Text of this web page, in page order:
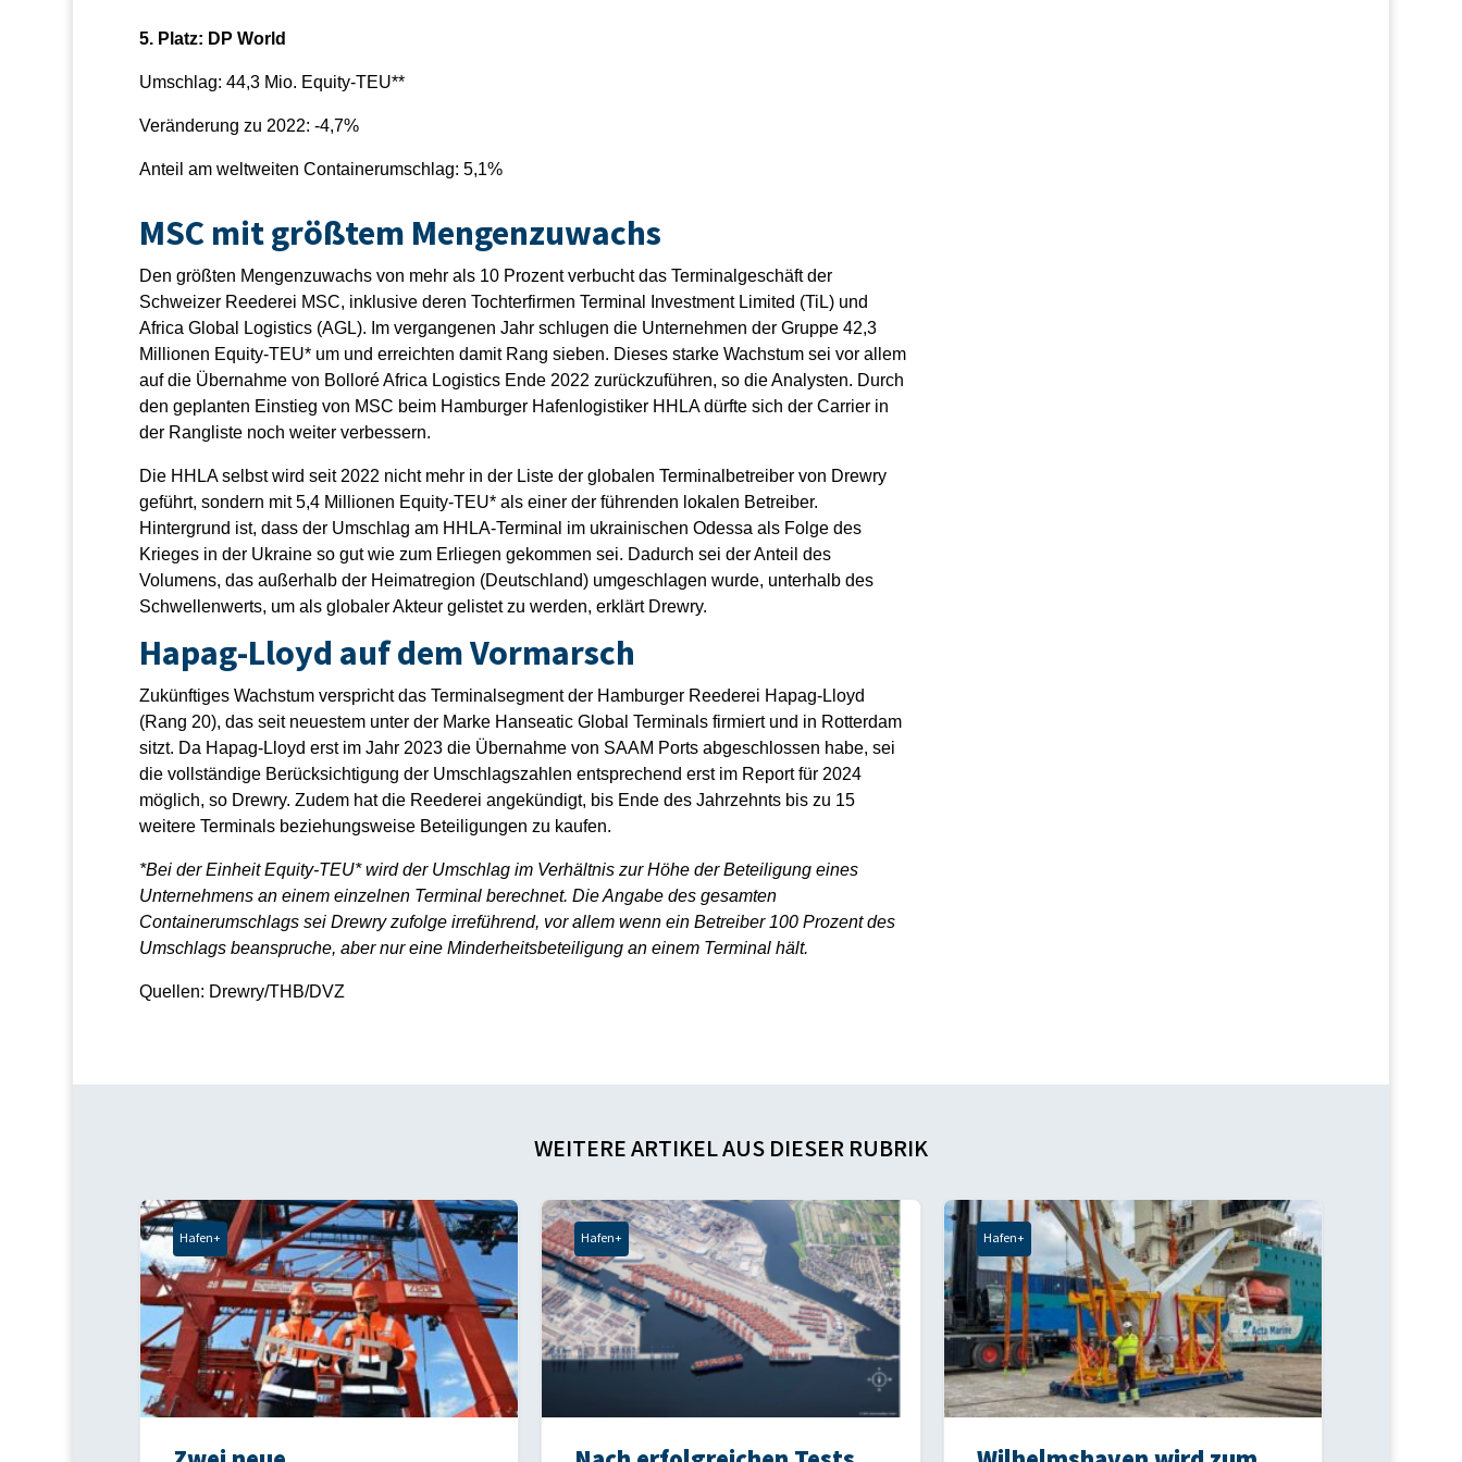
5. Platz: DP World
Umschlag: 44,3 Mio. Equity-TEU**
Veränderung zu 2022: -4,7%
Anteil am weltweiten Containerumschlag: 5,1%
MSC mit größtem Mengenzuwachs
Den größten Mengenzuwachs von mehr als 10 Prozent verbucht das Terminalgeschäft der
Schweizer Reederei MSC, inklusive deren Tochterfirmen Terminal Investment Limited (TiL) und
Africa Global Logistics (AGL). Im vergangenen Jahr schlugen die Unternehmen der Gruppe 42,3
Millionen Equity-TEU* um und erreichten damit Rang sieben. Dieses starke Wachstum sei vor allem
auf die Übernahme von Bolloré Africa Logistics Ende 2022 zurückzuführen, so die Analysten. Durch
den geplanten Einstieg von MSC beim Hamburger Hafenlogistiker HHLA dürfte sich der Carrier in
der Rangliste noch weiter verbessern.
Die HHLA selbst wird seit 2022 nicht mehr in der Liste der globalen Terminalbetreiber von Drewry
geführt, sondern mit 5,4 Millionen Equity-TEU* als einer der führenden lokalen Betreiber.
Hintergrund ist, dass der Umschlag am HHLA-Terminal im ukrainischen Odessa als Folge des
Krieges in der Ukraine so gut wie zum Erliegen gekommen sei. Dadurch sei der Anteil des
Volumens, das außerhalb der Heimatregion (Deutschland) umgeschlagen wurde, unterhalb des
Schwellenwerts, um als globaler Akteur gelistet zu werden, erklärt Drewry.
Hapag-Lloyd auf dem Vormarsch
Zukünftiges Wachstum verspricht das Terminalsegment der Hamburger Reederei Hapag-Lloyd
(Rang 20), das seit neuestem unter der Marke Hanseatic Global Terminals firmiert und in Rotterdam
sitzt. Da Hapag-Lloyd erst im Jahr 2023 die Übernahme von SAAM Ports abgeschlossen habe, sei
die vollständige Berücksichtigung der Umschlagszahlen entsprechend erst im Report für 2024
möglich, so Drewry. Zudem hat die Reederei angekündigt, bis Ende des Jahrzehnts bis zu 15
weitere Terminals beziehungsweise Beteiligungen zu kaufen.
*Bei der Einheit Equity-TEU* wird der Umschlag im Verhältnis zur Höhe der Beteiligung eines
Unternehmens an einem einzelnen Terminal berechnet. Die Angabe des gesamten
Containerumschlags sei Drewry zufolge irreführend, vor allem wenn ein Betreiber 100 Prozent des
Umschlags beanspruche, aber nur eine Minderheitsbeteiligung an einem Terminal hält.
Quellen: Drewry/THB/DVZ
WEITERE ARTIKEL AUS DIESER RUBRIK
Hafen+ Hafen+ Hafen+